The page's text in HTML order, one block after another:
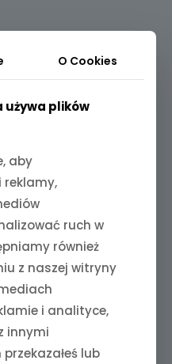
Pupilovo PupiSnaki z
krewetką „Na
odporności” 100g
O Cookies
używa plików
aby
reklamy,
ruch w
również
z naszej witryny
i analityce,
innymi
lub